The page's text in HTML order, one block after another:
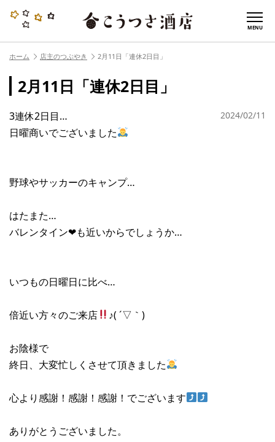
MENU
ホーム 店主のつぶやき 2月11日「連休2日目」
2月11日「連休2日目」
2024/02/11
3連休2日目…
日曜商いでございました
野球やサッカーのキャンプ…
はたまた…
バレンタイン❤︎も近いからでしょうか…
いつもの日曜日に比べ…
倍近い方々のご来店 ♪( ´▽｀)
お陰様で
終日、大変忙しくさせて頂きました
心より感謝！感謝！感謝！でございます
ありがとうございました。